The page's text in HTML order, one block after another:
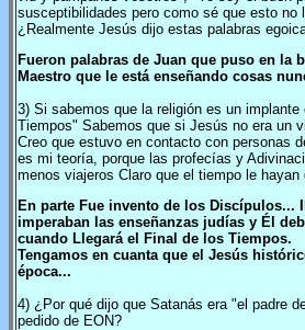
susceptibilidades pero como sé que esto
¿Realmente Jesús dijo estas palabras
Fueron palabras de Juan que puso en la
Maestro que le está enseñando cosas
3) Si sabemos que la religión es un
Tiempos" Sabemos que si Jesús no era un
Creo que estuvo en contacto con personas
es mi teoría, porque las profecías y
menos viajeros Claro que el tiempo le
En parte Fue invento de los Discípulos...
imperaban las enseñanzas judías y Él
cuando Llegará el Final de los Tiempos.
Tengamos en cuanta que el Jesús
época...
4) ¿Por qué dijo que Satanás era "el padre
pedido de EON?